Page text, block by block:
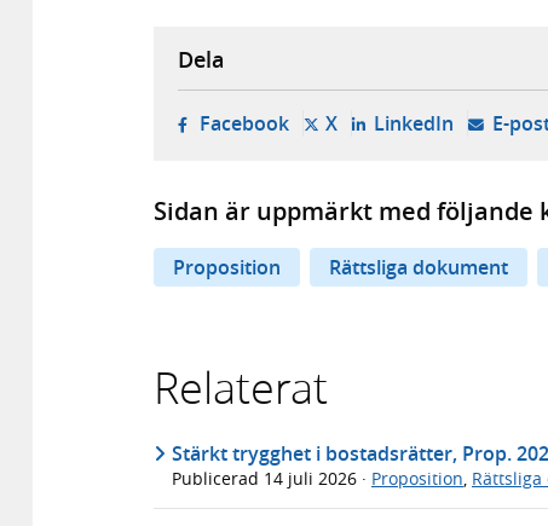
Dela
Facebook- öppnas i ny flik, extern
X- öppnas i ny flik,
LinkedIn- öppnas i
E-
Sidan är uppmärkt med följande
Proposition Rättsliga dokument
Relaterat
Stärkt trygghet i bostadsrätter, Prop.
Publicerad 14 juli 2026 · Proposition